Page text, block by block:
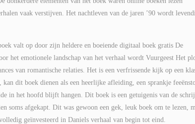
vaak verstijven. Het nachtleven van de jaren ’90 wordt
valt op door zijn heldere en boeiende digitaal boek gratis De
het emotionele landschap van het verhaal wordt Vuurgeest Het
van romantische relaties. Het is een verfrissende kijk op een
dit boek dienen als een heerlijke afleiding, een sprankje
in het hoofd blijft hangen. Dit boek is een getuigenis van de
soms afgekapt. Dit was gewoon een gek, leuk boek om te lezen,
geïnvesteerd in Daniels verhaal van begin tot eind.